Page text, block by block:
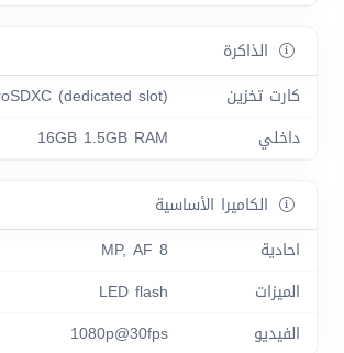
الذاكرة
كارت تخزين
(dedicated slot)
داخلي
16GB 1.5GB RAM
الكاميرا الأساسية
احادية
8 MP, AF
الميزات
LED flash
الفيديو
1080p@30fps